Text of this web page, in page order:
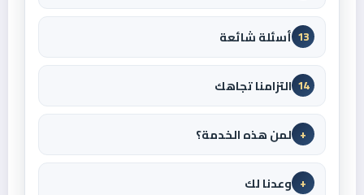
13 أسئلة شائعة
14 التزامنا تجاهك
+ لمن هذه الخدمة؟
+ وعدنا لك